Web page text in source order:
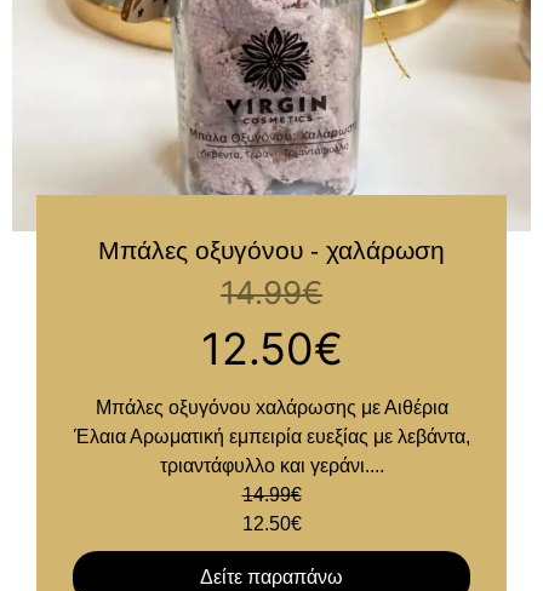
Μπάλες οξυγόνου - χαλάρωση
14.99€
12.50€
Μπάλες οξυγόνου xαλάρωσης με Αιθέρια
Έλαια Αρωματική εμπειρία ευεξίας με λεβάντα,
τριαντάφυλλο και γεράνι....
14.99€
12.50€
Δείτε παραπάνω